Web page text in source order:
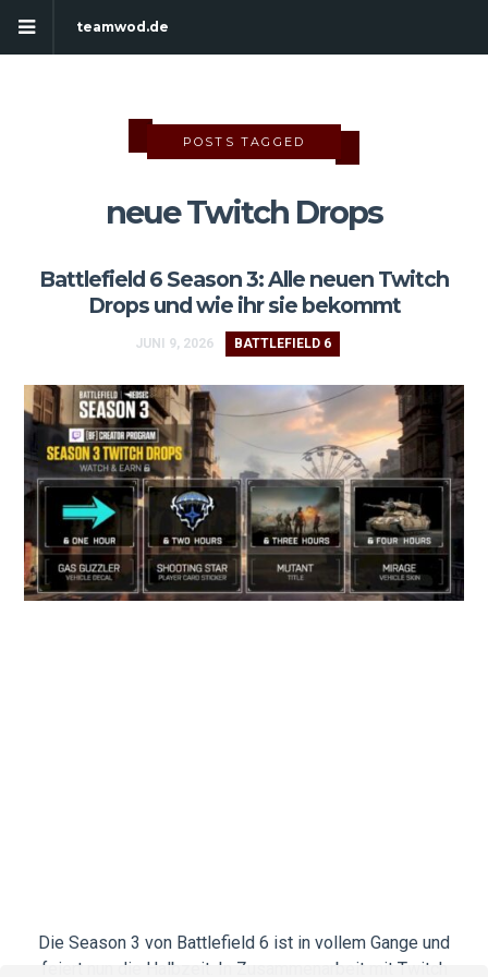
teamwod.de
POSTS TAGGED
neue Twitch Drops
Battlefield 6 Season 3: Alle neuen Twitch
Drops und wie ihr sie bekommt
JUNI 9, 2026 BATTLEFIELD 6
Die Season 3 von Battlefield 6 ist in vollem Gange und
feiert nun die Halbzeit. In Zusammenarbeit mit Twitch